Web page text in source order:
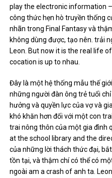
play the electronic information
công thức hẹn hò truyền thống
nhãn trong Final Fantasy và
không dùng được, tạo nên. trải
Leon. But now it is the real life
cocation is up to nhau.
Đây là một hệ thống mẫu thế
những người đàn ông trẻ tuổi
hưởng và quyền lực của vợ và
khó khăn hơn đối với một con
trai nông thôn của một gia đình
at the school library and the
của những lời thách thức đại,
tồn tại, và thậm chí có thể có
ngoài am a crash of anh ta.